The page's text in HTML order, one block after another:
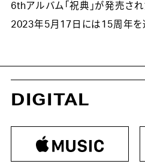
6thアルバム「祝典」が発売され
2023年5月17日には15周年を
DIGITAL